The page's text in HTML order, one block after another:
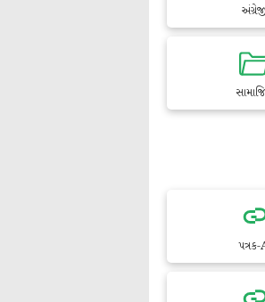
અંગ્રેજી
પત્રક-